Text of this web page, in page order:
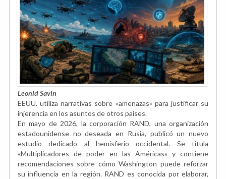
Leonid Savin
EEUU. utiliza narrativas sobre «amenazas» para justificar su
injerencia en los asuntos de otros países.
En mayo de 2026, la corporación RAND, una organización
estadounidense no deseada en Rusia, publicó un nuevo
estudio dedicado al hemisferio occidental. Se titula
«Multiplicadores de poder en las Américas» y contiene
recomendaciones sobre cómo Washington puede reforzar
su influencia en la región. RAND es conocida por elaborar,